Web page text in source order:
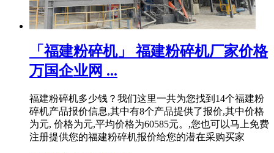
「福建粉碎机」 福建粉碎机厂家价格
万国企业网 ...
福建粉碎机多少钱？我们这里一共为您找到14个福建粉
碎机产品报价信息,其中有8个产品提供了报价,其中价格
为元, 价格为元,平均价格为60585元。,您也可以马上免费
注册提供您的福建粉碎机报价给您的潜在采购买家